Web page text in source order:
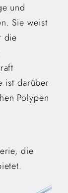
und
Sie weist
die
ist darüber
Polypen
die